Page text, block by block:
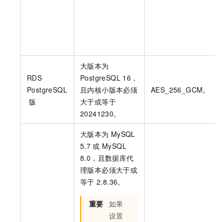
RDS
PostgreSQL
版
大版本为
PostgreSQL 16，
且内核小版本必须
大于或等于
20241230。
AES_256_GCM。
大版本为 MySQL
5.7 或 MySQL
8.0，且数据库代
理版本必须大于或
等于 2.8.36。
重要 如果
设置